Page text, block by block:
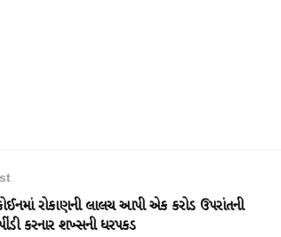
રોકાણની લાલચ આપી એક કરોડ ઉપરાંતની
કરનાર શખ્સની ધરપકડ